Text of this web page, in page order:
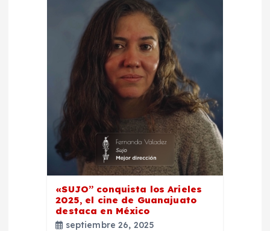
«SUJO” conquista los Arieles
2025, el cine de Guanajuato
destaca en México
septiembre 26, 2025